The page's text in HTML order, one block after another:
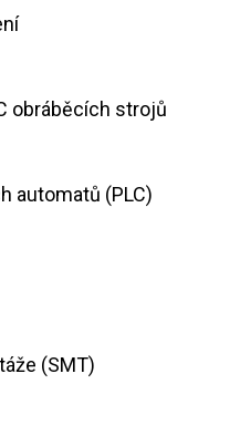
obráběcích strojů
automatů (PLC)
(SMT)